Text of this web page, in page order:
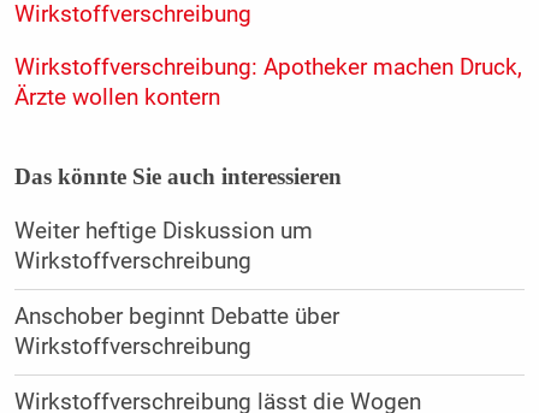
Wirkstoffverschreibung
Wirkstoffverschreibung: Apotheker machen Druck,
Ärzte wollen kontern
Das könnte Sie auch interessieren
Weiter heftige Diskussion um
Wirkstoffverschreibung
Anschober beginnt Debatte über
Wirkstoffverschreibung
Wirkstoffverschreibung lässt die Wogen